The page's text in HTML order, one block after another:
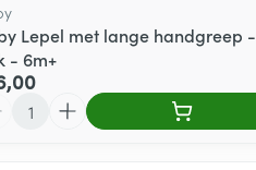
Lepel met lange handgreep -
- 6m+